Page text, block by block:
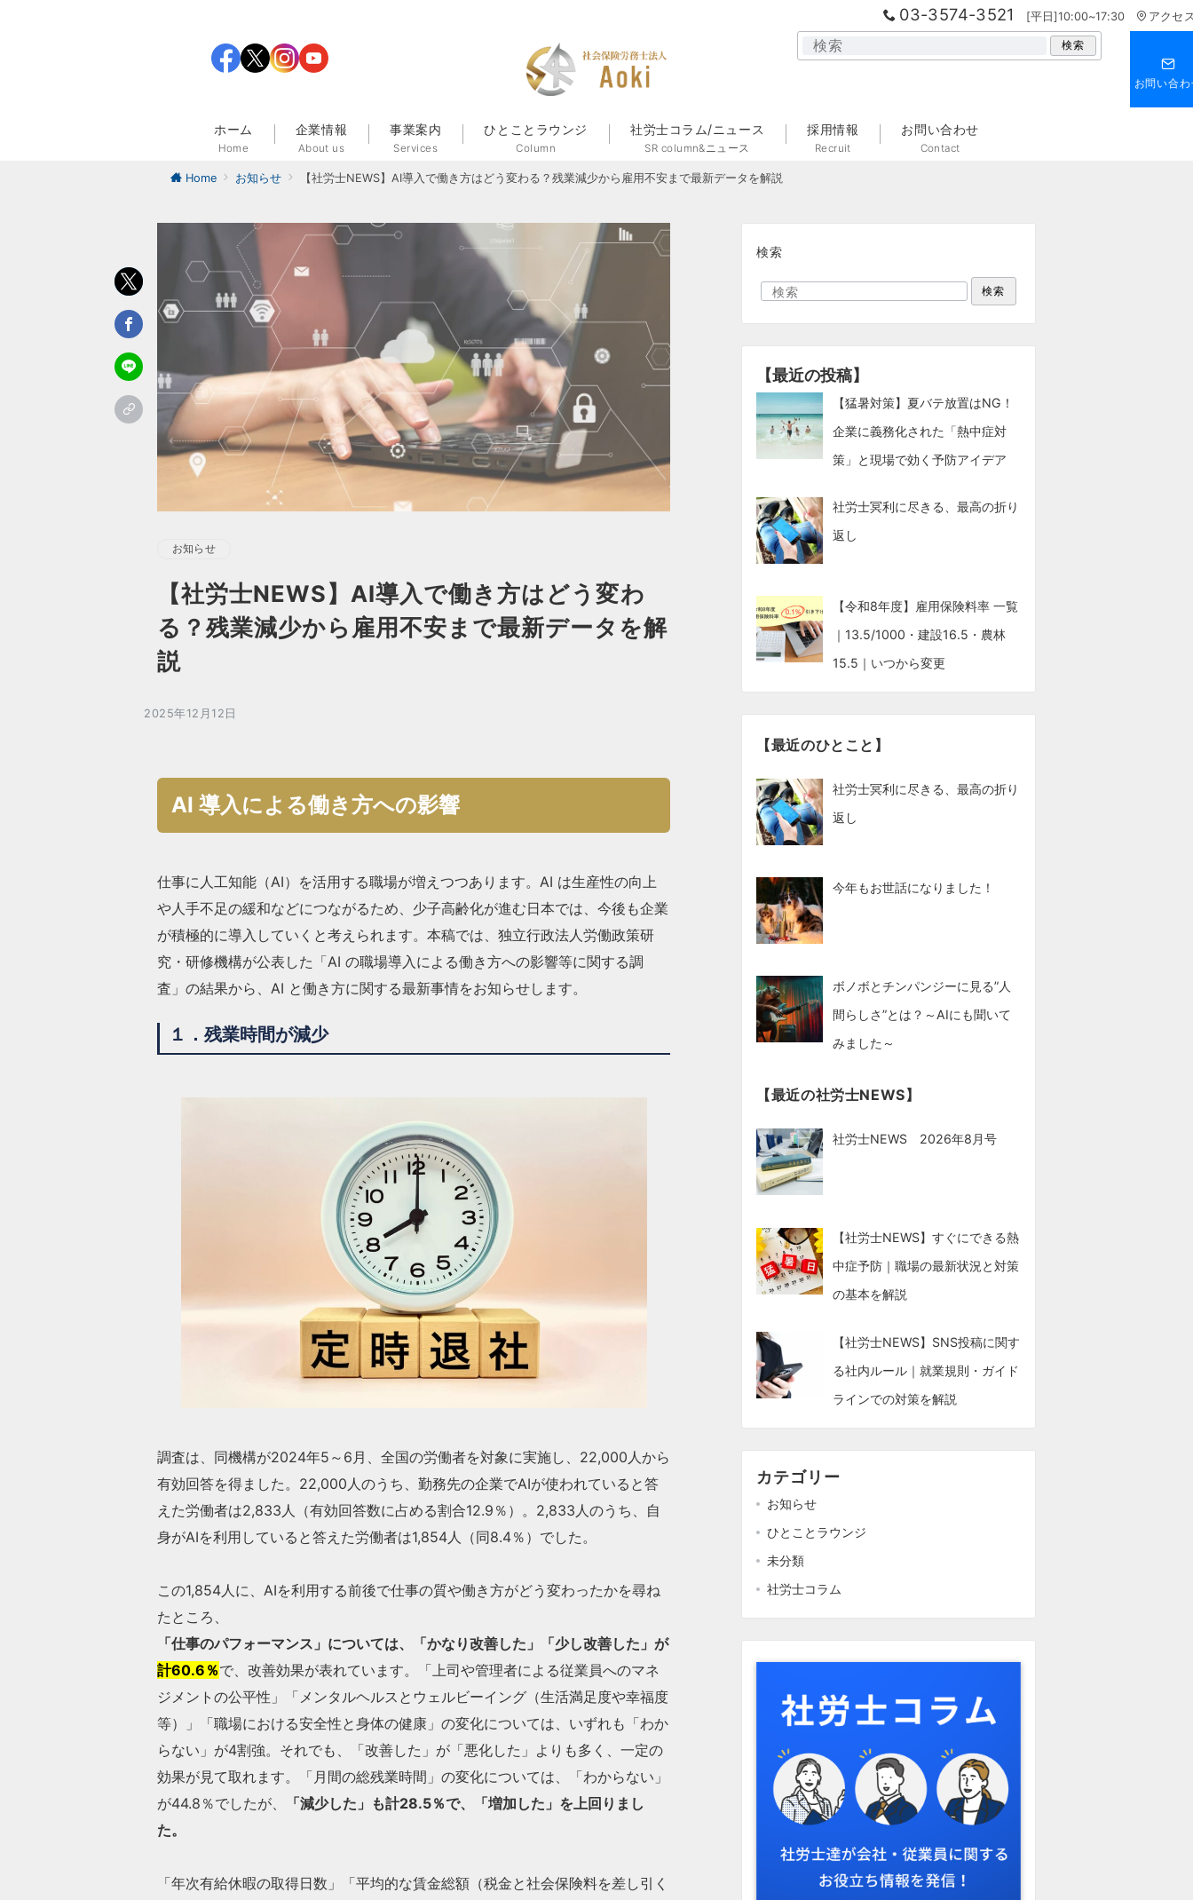
03-3574-3521 [平日]10:00~17:30 アクセ
検索
お問い合わ
ホーム
Home
企業情報
About us
事業案内
Services
ひとことラウンジ
Column
社労士コラム/ニュース
SR column&ニュース
採用情報
Recruit
お問い合わせ
Contact
Home お知らせ 【社労士NEWS】AI導入で働き方はどう変わる？残業減少から雇用不安まで最新データを解説
お知らせ
【社労士NEWS】AI導入で働き方はどう変わ
る？残業減少から雇用不安まで最新データを解
説
2025年12月12日
AI 導入による働き方への影響
仕事に人工知能（AI）を活用する職場が増えつつあります。AI は生産性の向上
や人手不足の緩和などにつながるため、少子高齢化が進む日本では、今後も企業
が積極的に導入していくと考えられます。本稿では、独立行政法人労働政策研
究・研修機構が公表した「AI の職場導入による働き方への影響等に関する調
査」の結果から、AI と働き方に関する最新事情をお知らせします。
１．残業時間が減少
調査は、同機構が2024年5～6月、全国の労働者を対象に実施し、22,000人から
有効回答を得ました。22,000人のうち、勤務先の企業でAIが使われていると答
えた労働者は2,833人（有効回答数に占める割合12.9％）。2,833人のうち、自
身がAIを利用していると答えた労働者は1,854人（同8.4％）でした。
この1,854人に、AIを利用する前後で仕事の質や働き方がどう変わったかを尋ね
たところ、
「仕事のパフォーマンス」については、「かなり改善した」「少し改善した」が
計60.6％で、改善効果が表れています。「上司や管理者による従業員へのマネ
ジメントの公平性」「メンタルヘルスとウェルビーイング（生活満足度や幸福度
等）」「職場における安全性と身体の健康」の変化については、いずれも「わか
らない」が4割強。それでも、「改善した」が「悪化した」よりも多く、一定の
効果が見て取れます。「月間の総残業時間」の変化については、「わからない」
が44.8％でしたが、
「減少した」も計28.5％で、「増加した」を上回りまし
た。
「年次有給休暇の取得日数」「平均的な賃金総額（税金と社会保険料を差し引く
検索
検索
【最近の投稿】
【猛暑対策】夏バテ放置はNG！
企業に義務化された「熱中症対
策」と現場で効く予防アイデア
社労士冥利に尽きる、最高の折り
返し
【令和8年度】雇用保険料率 一覧
｜13.5/1000・建設16.5・農林
15.5｜いつから変更
【最近のひとこと】
社労士冥利に尽きる、最高の折り
返し
今年もお世話になりました！
ボノボとチンパンジーに見る”人
間らしさ”とは？～AIにも聞いて
みました～
【最近の社労士NEWS】
社労士NEWS 2026年8月号
【社労士NEWS】すぐにできる熱
中症予防｜職場の最新状況と対策
の基本を解説
【社労士NEWS】SNS投稿に関す
る社内ルール｜就業規則・ガイド
ラインでの対策を解説
カテゴリー
お知らせ
ひとことラウンジ
未分類
社労士コラム